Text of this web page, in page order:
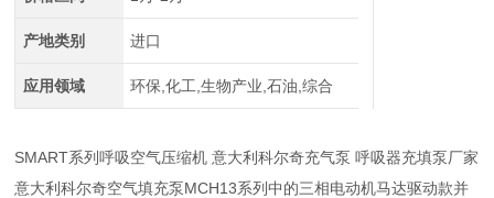
产地类别 进口
应用领域 环保,化工,生物产业,石油,综合
SMART系列呼吸空气压缩机 意大利科尔奇充气泵 呼吸器充填泵厂家
意大利科尔奇空气填充泵MCH13系列中的三相电动机马达驱动款并